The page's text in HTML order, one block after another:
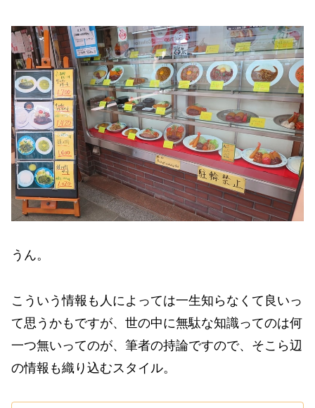
うん。
こういう情報も人によっては一生知らなくて良いっ
て思うかもですが、世の中に無駄な知識ってのは何
一つ無いってのが、筆者の持論ですので、そこら辺
の情報も織り込むスタイル。